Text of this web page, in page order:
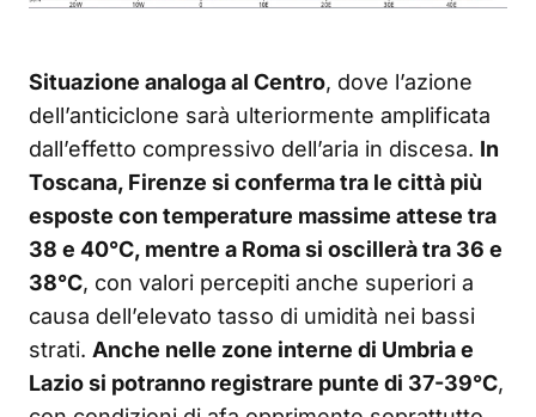
Situazione analoga al Centro, dove l’azione
dell’anticiclone sarà ulteriormente amplificata
dall’effetto compressivo dell’aria in discesa. In
Toscana, Firenze si conferma tra le città più
esposte con temperature massime attese tra
38 e 40°C, mentre a Roma si oscillerà tra 36 e
38°C, con valori percepiti anche superiori a
causa dell’elevato tasso di umidità nei bassi
strati. Anche nelle zone interne di Umbria e
Lazio si potranno registrare punte di 37-39°C,